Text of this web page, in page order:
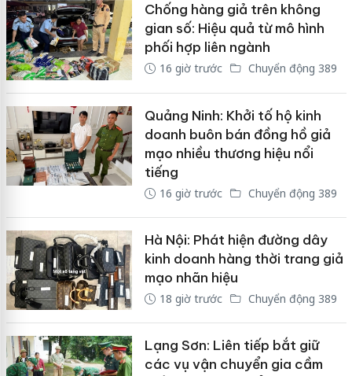
Chống hàng giả trên không
gian số: Hiệu quả từ mô hình
phối hợp liên ngành
16 giờ trước Chuyển động 389
Quảng Ninh: Khởi tố hộ kinh
doanh buôn bán đồng hồ giả
mạo nhiều thương hiệu nổi
tiếng
16 giờ trước Chuyển động 389
Hà Nội: Phát hiện đường dây
kinh doanh hàng thời trang giả
mạo nhãn hiệu
18 giờ trước Chuyển động 389
Lạng Sơn: Liên tiếp bắt giữ
các vụ vận chuyển gia cầm